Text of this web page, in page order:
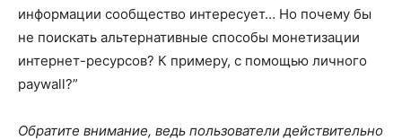
информации сообщество интересует… Но почему бы
не поискать альтернативные способы монетизации
интернет-ресурсов? К примеру, с помощью личного
paywall?”
Обратите внимание, ведь пользователи действительно